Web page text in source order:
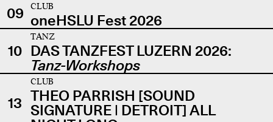
09
CLUB
oneHSLU Fest 2026
10
TANZ
DAS TANZFEST LUZERN 2026:
Tanz-Workshops
13
CLUB
THEO PARRISH [SOUND
SIGNATURE | DETROIT] ALL